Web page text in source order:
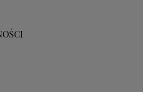
końcowym każdego
cookies powinien zmienić
przeglądarki.